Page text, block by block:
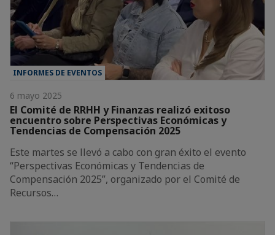
INFORMES DE EVENTOS
6 mayo 2025
El Comité de RRHH y Finanzas realizó exitoso
encuentro sobre Perspectivas Económicas y
Tendencias de Compensación 2025
Este martes se llevó a cabo con gran éxito el evento
“Perspectivas Económicas y Tendencias de
Compensación 2025”, organizado por el Comité de
Recursos…